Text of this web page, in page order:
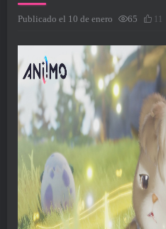
Publicado el 10 de enero 65